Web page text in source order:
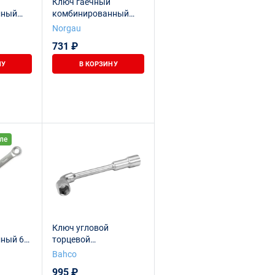
комбинированный
NORGAU Industrial 6
Norgau
731 ₽
В КОРЗИНУ
6
Ключ угловой
торцевой
двусторонний 6х6
Bahco
995 ₽